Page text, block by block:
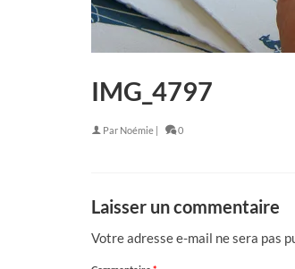
IMG_4797
Par Noémie | 0
Laisser un commentaire
Votre adresse e-mail ne sera pas